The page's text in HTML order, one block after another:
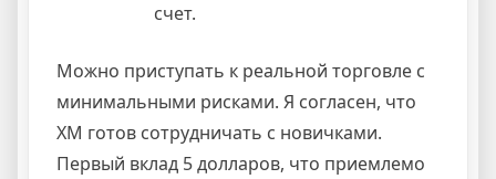
счет.
Можно приступать к реальной торговле с
минимальными рисками. Я согласен, что
ХМ готов сотрудничать с новичками.
Первый вклад 5 долларов, что приемлемо